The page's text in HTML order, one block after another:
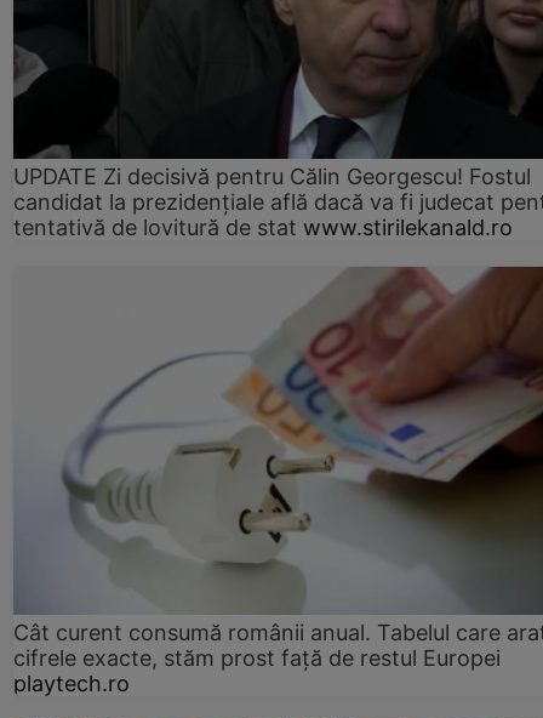
UPDATE Zi decisivă pentru Călin Georgescu! Fostul
candidat la prezidențiale află dacă va fi judecat
tentativă de lovitură de stat www.stirilekanald.ro
Cât curent consumă românii anual. Tabelul care
cifrele exacte, stăm prost faţă de restul Europei
playtech.ro